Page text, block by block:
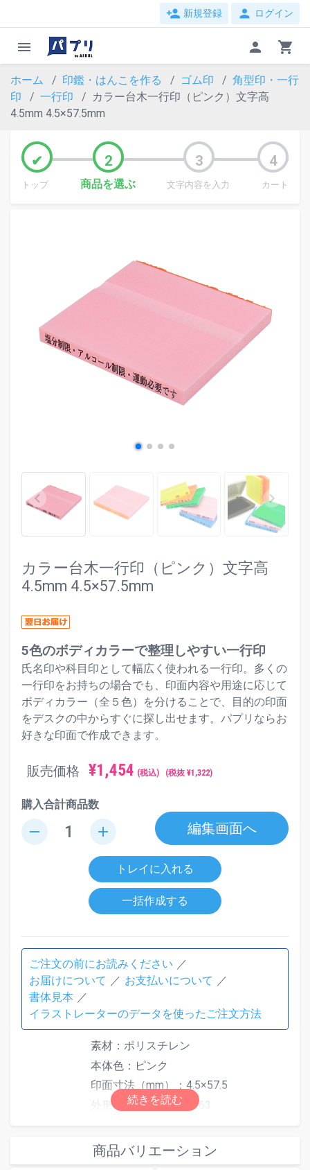
person_add 新規登録 person ログイン
menu person shopping_cart
ホーム 印鑑・はんこを作る ゴム印
角型印・一行
印
一行印
カラー台木一行印（ピンク）文字高
4.5mm 4.5×57.5mm
トップ 商品を選ぶ 文字内容を入力 カート
keyboard_arrow_left keyboard_arrow_right
カラー台木一行印（ピンク）文字高
4.5mm 4.5×57.5mm
5色のボディカラーで整理しやすい一行印
氏名印や科目印として幅広く使われる一行印。多くの
一行印をお持ちの場合でも、印面内容や用途に応じて
ボディカラー（全５色）を分けることで、目的の印面
をデスクの中からすぐに探し出せます。パプリならお
好きな印面で作成できます。
販売価格 ¥1,454 (税込) (税抜 ¥1,322)
購入合計商品数
remove add 編集画面へ
トレイに入れる
一括作成する
ご注文の前にお読みください
お届けについて
お支払いについて
書体見本
イラストレーターのデータを使ったご注文方法
素材：ポリスチレン
本体色：ピンク
印面寸法（mm）：4.5×57.5
外形寸法（mm）：6×63
ます。文字数超過で「はみ出しエラ
ー」となった場合は、自由編集機能で
商品バリエーション